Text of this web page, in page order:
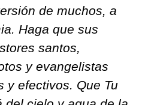
de muchos, a
Haga que sus
santos,
y evangelistas
y efectivos. Que Tu